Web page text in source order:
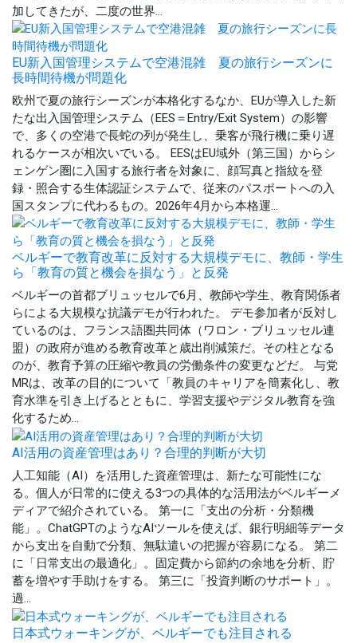
加してきたが、二度の世界...
EU新入国管理システムで空港混雑 夏の旅行シーズンに
長時間待機が問題化
欧州で夏の旅行シーズンが本格化するなか、EUが導入した新
たな出入国管理システム（EES＝Entry/Exit System）の影響
で、多くの空港で長蛇の列が発生し、乗客が飛行機に乗り遅
れるケースが相次いでいる。 EESはEU域外（第三国）からシ
ェンゲン圏に入国する旅行者を対象に、顔写真と指紋を登
録・照合する生体認証システムで、従来のパスポートへの入
国スタンプに代わるもの。2026年4月から本格運...
ベルギーで教育改革に反対する大規模デモに、教師・学生
ら「教育の質と機会を損なう」と反発
ベルギーの首都ブリュッセルで6月、教師や学生、教育関係者
らによる大規模な抗議デモが行われた。 デモ参加者が反対し
ているのは、フランス語圏共同体（ワロン・ブリュッセル連
盟）の政府が進める教育改革と歳出削減策だ。その柱となる
のが、教育予算の圧縮や教員の労働条件の変更などだ。 与党
MRは、改革の目的について「教員のキャリアを簡素化し、教
育水準を引き上げるとともに、学習支援やデジタル教育を強
化するため...
AI活用の資産管理はあり？合理的判断が大切
人工知能（AI）を活用した資産管理は、新たな可能性にな
る。個人が日常的に使える3つの具体的な活用法がベルギーメ
ディアで紹介されている。 第一に「支出の分析・分類機
能」。ChatGPTのようなAIツールを使えば、銀行明細等データ
から支出を自動で分類、無駄遣いの把握が容易になる。 第二
に「日常支出の最適化」。固定費から節約の余地を分析、貯
蓄を増やす手助けをする。 第三に「投資判断のサポート」。
過...
日本式ウォーキングが、ベルギーでも注目される